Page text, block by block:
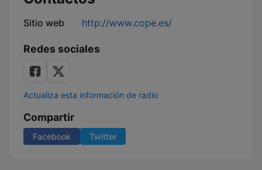
Sitio web http://www.cope.es/
Redes sociales
Actualiza esta información de radio
Compartir
Facebook Twitter